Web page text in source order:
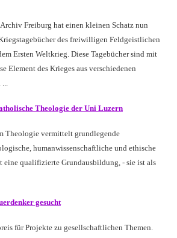
Freiburg hat einen kleinen Schatz nun
des freiwilligen Feldgeistlichen
Ersten Weltkrieg. Diese Tagebücher sind mit
Element des Krieges aus verschiedenen
...
Theologie der Uni Luzern
Theologie vermittelt grundlegende
humanwissenschaftliche und ethische
eine qualifizierte Grundausbildung, - sie ist als
gesucht
für Projekte zu gesellschaftlichen Themen.